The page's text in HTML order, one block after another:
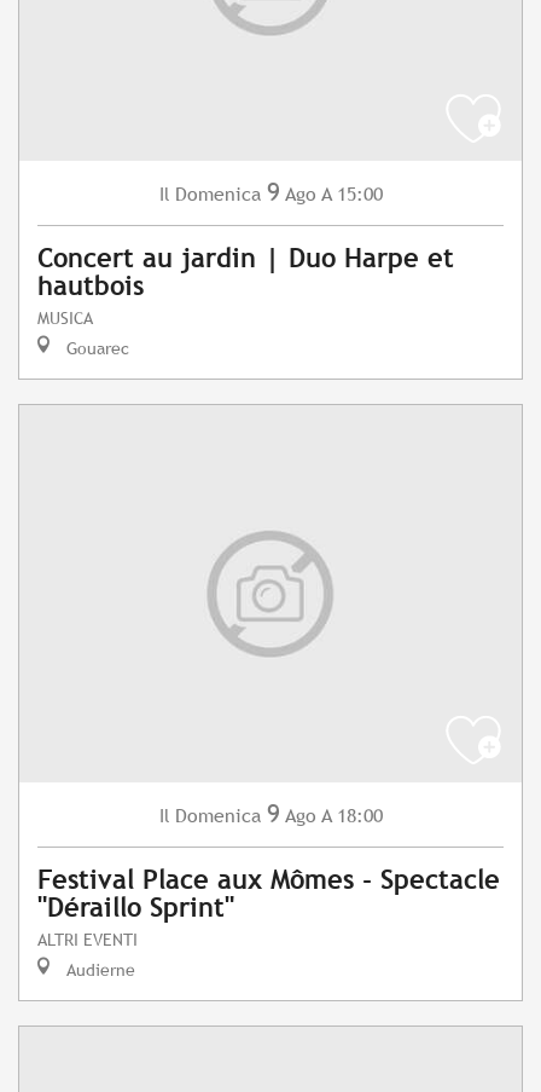
Il Domenica 9 Ago A 15:00
Concert au jardin | Duo Harpe et
hautbois
MUSICA
Gouarec
Il Domenica 9 Ago A 18:00
Festival Place aux Mômes - Spectacle
"Déraillo Sprint"
ALTRI EVENTI
Audierne